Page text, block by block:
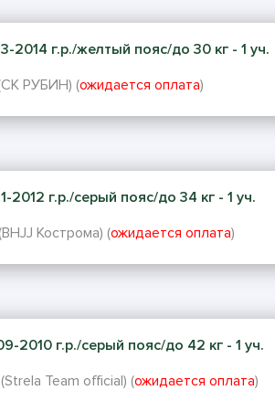
2014 г.р./желтый пояс/до 30 кг - 1 уч.
РУБИН) (ожидается оплата)
2012 г.р./серый пояс/до 34 кг - 1 уч.
Кострома) (ожидается оплата)
2010 г.р./серый пояс/до 42 кг - 1 уч.
Team official) (ожидается оплата)